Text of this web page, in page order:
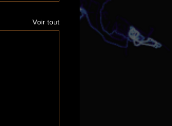
Voir tout